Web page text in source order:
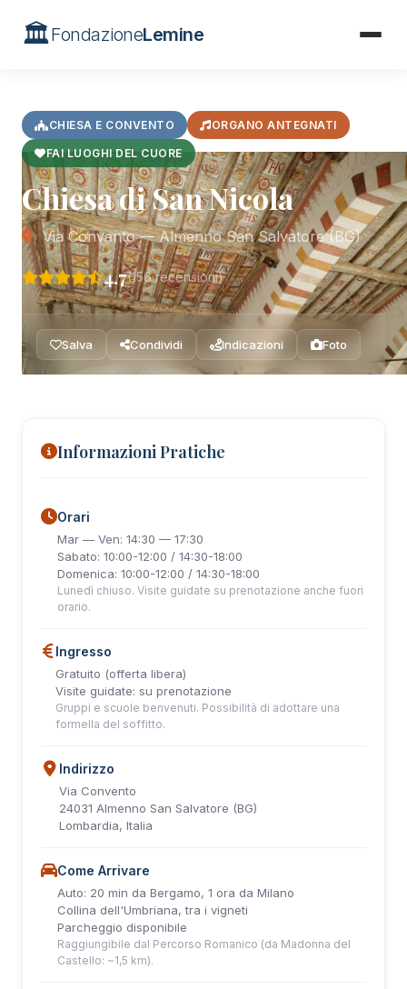
🏛️FondazioneLemine
CHIESA E CONVENTO ORGANO ANTEGNATI
FAI LUOGHI DEL CUORE
Chiesa di San Nicola
Via Convento — Almenno San Salvatore (BG)
4.7(156 recensioni)
Salva Condividi Indicazioni Foto
Informazioni Pratiche
Orari
Mar — Ven: 14:30 — 17:30
Sabato: 10:00-12:00 / 14:30-18:00
Domenica: 10:00-12:00 / 14:30-18:00
Lunedì chiuso. Visite guidate su prenotazione anche fuori
orario.
Ingresso
Gratuito (offerta libera)
Visite guidate: su prenotazione
Gruppi e scuole benvenuti. Possibilità di adottare una
formella del soffitto.
Indirizzo
Via Convento
24031 Almenno San Salvatore (BG)
Lombardia, Italia
Come Arrivare
Auto: 20 min da Bergamo, 1 ora da Milano
Collina dell'Umbriana, tra i vigneti
Parcheggio disponibile
Raggiungibile dal Percorso Romanico (da Madonna del
Castello: ~1,5 km).